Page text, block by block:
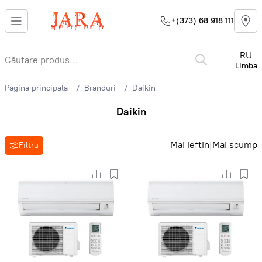
+(373) 68 918 111
RU
Limba
Pagina principala Branduri Daikin
Daikin
Filtru Mai ieftin|Mai scump